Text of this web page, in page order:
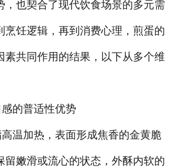
加入新东方
，也契合了现代饮食场景的多元需
烹饪逻辑，再到消费心理，煎蛋的
素共同作用的结果，以下从多个维
的普适性优势
温加热，表面形成焦香的金黄脆
留嫩滑或流心的状态，外酥内软的